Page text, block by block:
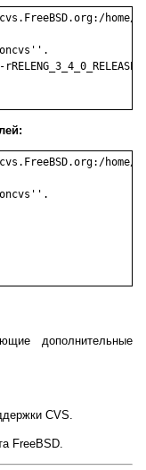
home/
home/
дополнительные
CVS.
FreeBSD.